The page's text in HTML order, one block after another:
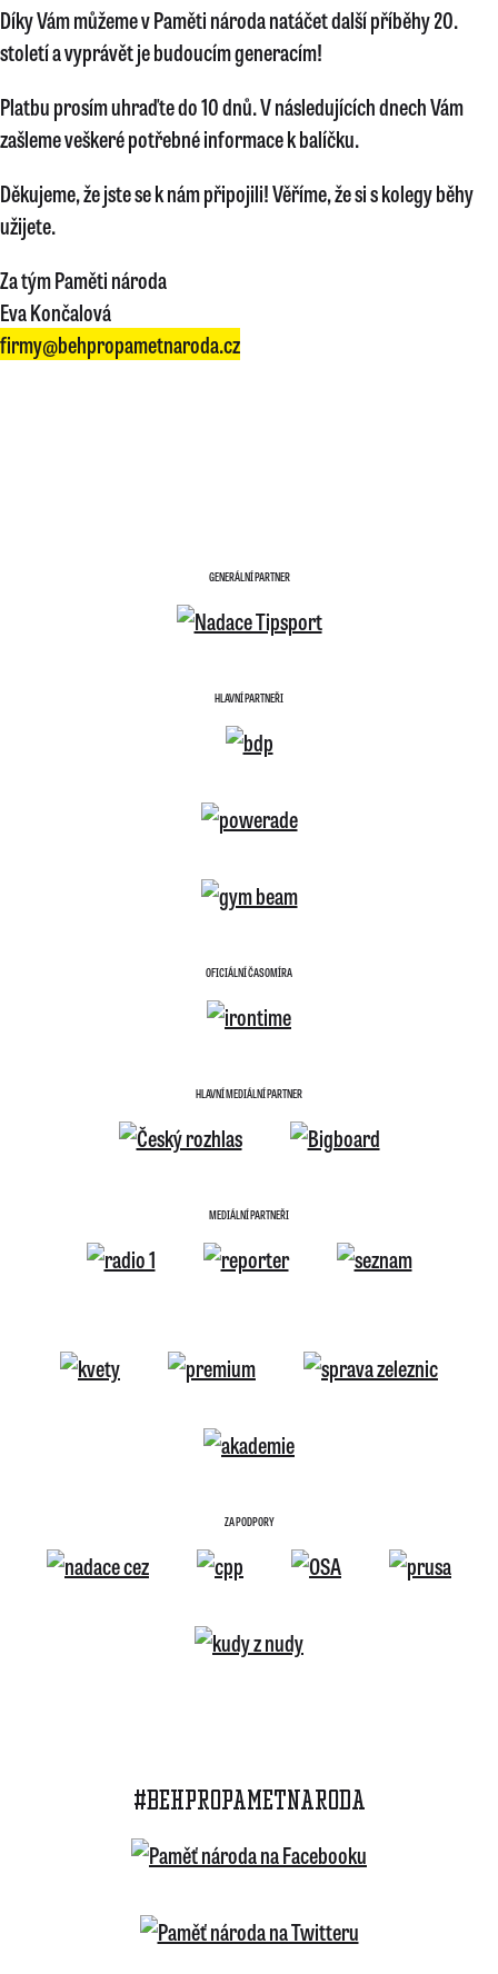
Díky Vám můžeme v Paměti národa natáčet další příběhy 20.
století a vyprávět je budoucím generacím!
Platbu prosím uhraďte do 10 dnů. V následujících dnech Vám
zašleme veškeré potřebné informace k balíčku.
Děkujeme, že jste se k nám připojili! Věříme, že si s kolegy běhy
užijete.
Za tým Paměti národa
Eva Končalová
firmy@behpropametnaroda.cz
GENERÁLNÍ PARTNER
HLAVNÍ PARTNEŘI
OFICIÁLNÍ ČASOMÍRA
HLAVNÍ MEDIÁLNÍ PARTNER
MEDIÁLNÍ PARTNEŘI
ZA PODPORY
#BEHPROPAMETNARODA